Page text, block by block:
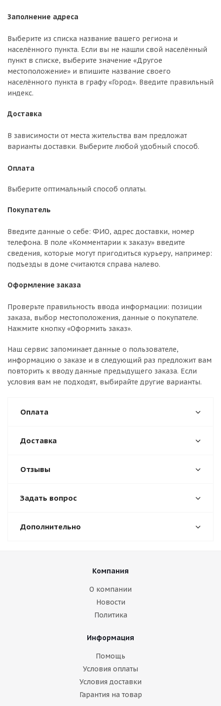
Заполнение адреса
Выберите из списка название вашего региона и
населённого пункта. Если вы не нашли свой населённый
пункт в списке, выберите значение «Другое
местоположение» и впишите название своего
населённого пункта в графу «Город». Введите правильный
индекс.
Доставка
В зависимости от места жительства вам предложат
варианты доставки. Выберите любой удобный способ.
Оплата
Выберите оптимальный способ оплаты.
Покупатель
Введите данные о себе: ФИО, адрес доставки, номер
телефона. В поле «Комментарии к заказу» введите
сведения, которые могут пригодиться курьеру, например:
подъезды в доме считаются справа налево.
Оформление заказа
Проверьте правильность ввода информации: позиции
заказа, выбор местоположения, данные о покупателе.
Нажмите кнопку «Оформить заказ».
Наш сервис запоминает данные о пользователе,
информацию о заказе и в следующий раз предложит вам
повторить к вводу данные предыдущего заказа. Если
условия вам не подходят, выбирайте другие варианты.
Оплата
Доставка
Отзывы
Задать вопрос
Дополнительно
Компания
О компании
Новости
Политика
Информация
Помощь
Условия оплаты
Условия доставки
Гарантия на товар